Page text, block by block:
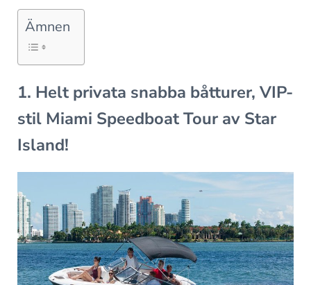
Ämnen
1. Helt privata snabba båtturer, VIP-
stil Miami Speedboat Tour av Star
Island!